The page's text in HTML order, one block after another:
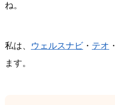
ね。
私は、 ウェルスナビ ・ テオ ・
ます。